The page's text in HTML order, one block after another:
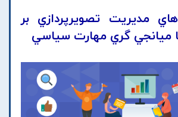
مديريت تصويرپردازي بر
با ميانجي گري مهارت سياسي